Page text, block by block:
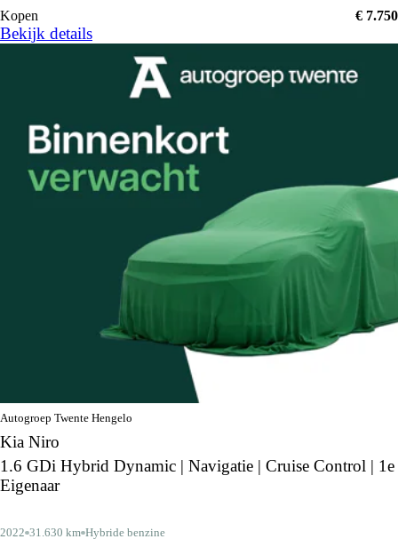
Kopen € 7.750
Bekijk details
Autogroep Twente Hengelo
Kia Niro
1.6 GDi Hybrid Dynamic | Navigatie | Cruise Control | 1e
Eigenaar
2022 31.630 km Hybride benzine